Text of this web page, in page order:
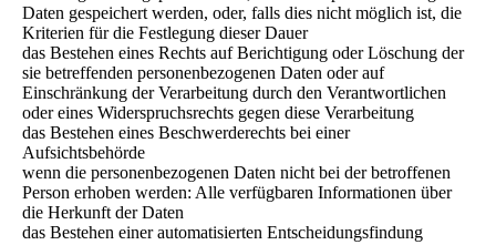
Daten gespeichert werden, oder, falls dies nicht möglich ist, die
Kriterien für die Festlegung dieser Dauer
das Bestehen eines Rechts auf Berichtigung oder Löschung der
sie betreffenden personenbezogenen Daten oder auf
Einschränkung der Verarbeitung durch den Verantwortlichen
oder eines Widerspruchsrechts gegen diese Verarbeitung
das Bestehen eines Beschwerderechts bei einer
Aufsichtsbehörde
wenn die personenbezogenen Daten nicht bei der betroffenen
Person erhoben werden: Alle verfügbaren Informationen über
die Herkunft der Daten
das Bestehen einer automatisierten Entscheidungsfindung